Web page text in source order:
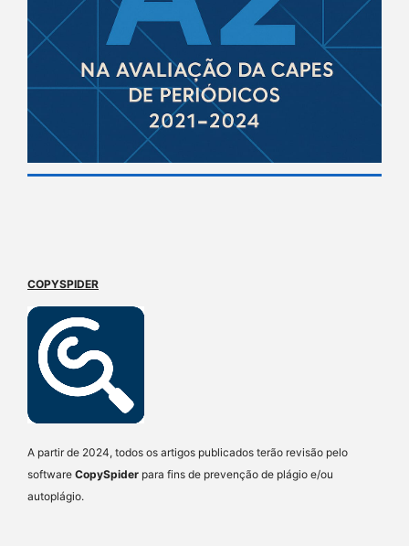
COPYSPIDER
A partir de 2024, todos os artigos publicados terão revisão pelo
software CopySpider para fins de prevenção de plágio e/ou
autoplágio.